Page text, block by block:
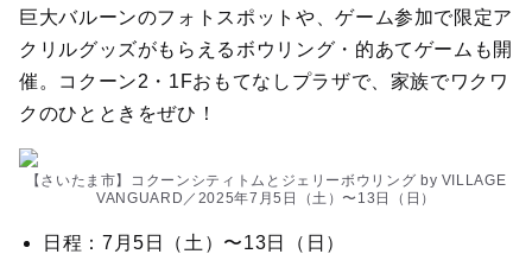
巨大バルーンのフォトスポットや、ゲーム参加で限定ア
クリルグッズがもらえるボウリング・的あてゲームも開
催。コクーン2・1Fおもてなしプラザで、家族でワクワ
クのひとときをぜひ！
【さいたま市】コクーンシティトムとジェリーボウリング by VILLAGE
VANGUARD／2025年7月5日（土）〜13日（日）
日程：7月5日（土）〜13日（日）